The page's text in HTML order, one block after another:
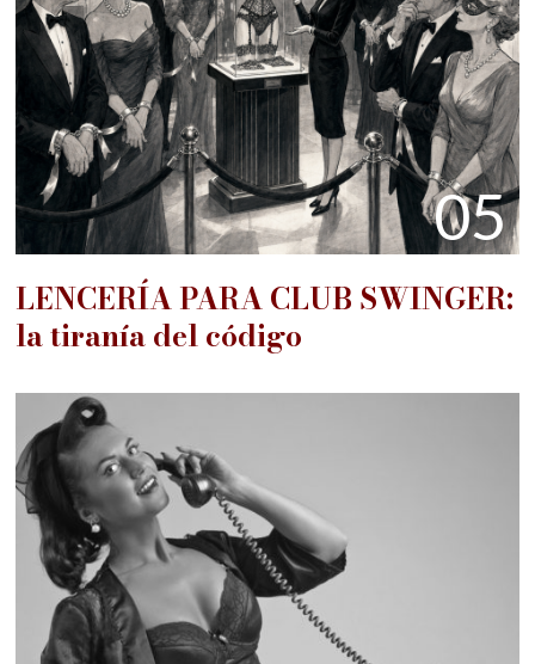
05
LENCERÍA PARA CLUB SWINGER:
la tiranía del código